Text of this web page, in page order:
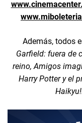
Además, todos
Garfield: fuera de
reino, Amigos
Harry Potter y el